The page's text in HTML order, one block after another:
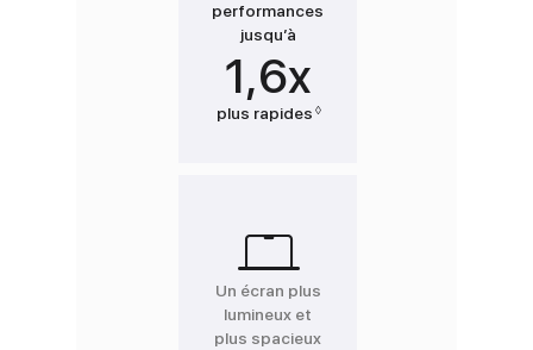
performances
jusqu’à
1,6x
plus rapides ◊Renvoi aux mentions
Un écran plus
lumineux et
plus spacieux